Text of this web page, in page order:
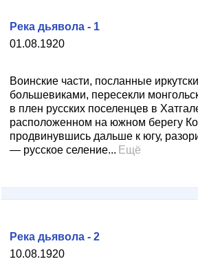
01.08.1920
Река дьявола - 1
Воинские части, посланные
большевиками, пересекли
в плен русских поселенцев в
расположенном на южном берегу
продвинувшись дальше к югу,
— русское селение... Ещё
10.08.1920
Река дьявола - 2